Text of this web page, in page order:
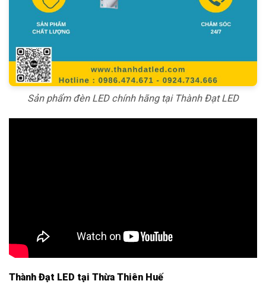
Sản phẩm đèn LED chính hãng tại Thành Đạt LED
Thành Đạt LED tại Thừa Thiên Huế